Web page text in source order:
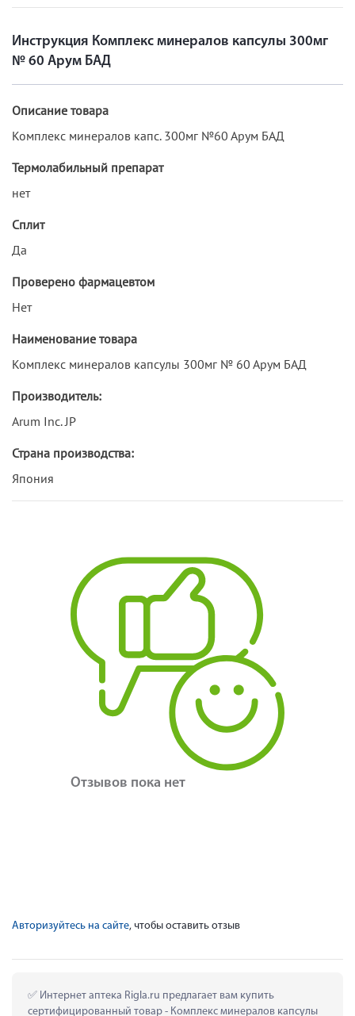
Инструкция Комплекс минералов капсулы 300мг
№ 60 Арум БАД
Описание товара
Комплекс минералов капс. 300мг №60 Арум БАД
Термолабильный препарат
нет
Сплит
Да
Проверено фармацевтом
Нет
Наименование товара
Комплекс минералов капсулы 300мг № 60 Арум БАД
Производитель:
Arum Inc. JP
Страна производства:
Япония
Отзывов пока нет
Авторизуйтесь на сайте, чтобы оставить отзыв
Интернет аптека Rigla.ru предлагает вам купить
сертифицированный товар - Комплекс минералов капсулы